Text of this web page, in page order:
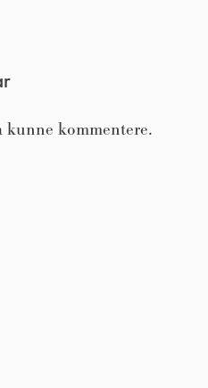
kunne kommentere.